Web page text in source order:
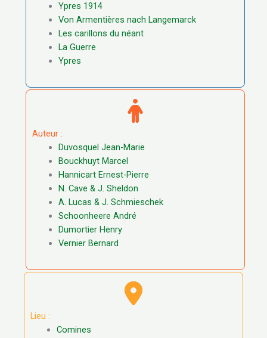
Ypres 1914
Von Armentières nach Langemarck
Les carillons du néant
La Guerre
Ypres
Auteur :
Duvosquel Jean-Marie
Bouckhuyt Marcel
Hannicart Ernest-Pierre
N. Cave & J. Sheldon
A. Lucas & J. Schmieschek
Schoonheere André
Dumortier Henry
Vernier Bernard
Lieu :
Comines